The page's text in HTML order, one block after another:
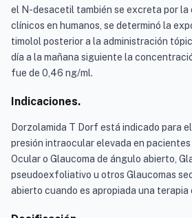
el N-desacetil también se excreta por la
clínicos en humanos, se determinó la
timolol posterior a la administración
día a la mañana siguiente la
fue de 0,46 ng/ml.
Indicaciones.
Dorzolamida T Dorf está indicado para
presión intraocular elevada en
Ocular o Glaucoma de ángulo abierto,
pseudoexfoliativo u otros Glaucomas
abierto cuando es apropiada una